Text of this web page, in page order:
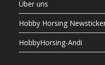
Über uns
Hobby Horsing
HobbyHorsing-Andi